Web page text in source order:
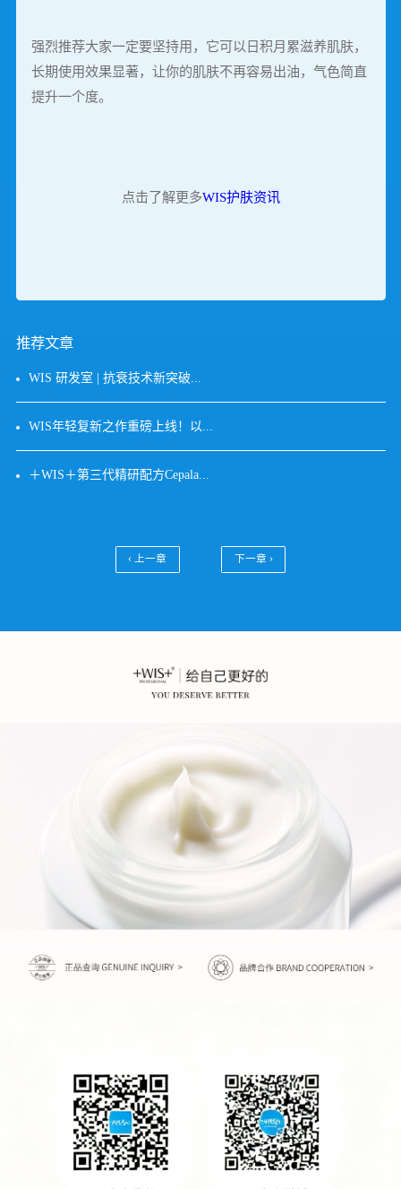
强烈推荐大家一定要坚持用，它可以日积月累滋养肌肤，
长期使用效果显著，让你的肌肤不再容易出油，气色简直
提升一个度。
点击了解更多WIS护肤资讯
推荐文章
WIS 研发室 | 抗衰技术新突破...
WIS年轻复新之作重磅上线！以...
＋WIS＋第三代精研配方Cepala...
‹ 上一章 下一章 ›